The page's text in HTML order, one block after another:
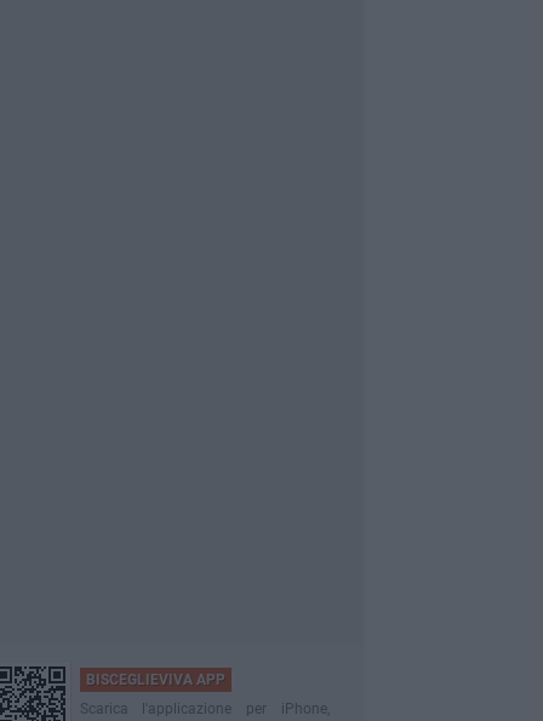
BISCEGLIEVIVA APP
Scarica l'applicazione per iPhone,